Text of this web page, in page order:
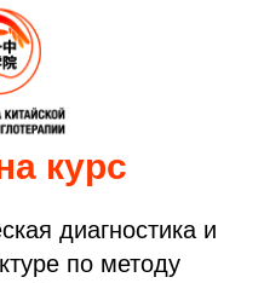
курс
диагностика и
по методу